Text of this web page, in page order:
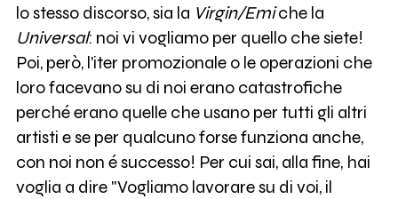
lo stesso discorso, sia la Virgin/Emiche la
Universal: noi vi vogliamo per quello che siete!
Poi, però, l'iter promozionale o le operazioni che
loro facevano su di noi erano catastrofiche
perché erano quelle che usano per tutti gli altri
artisti e se per qualcuno forse funziona anche,
con noi non é successo! Per cui sai, alla fine, hai
voglia a dire "Vogliamo lavorare su di voi, il